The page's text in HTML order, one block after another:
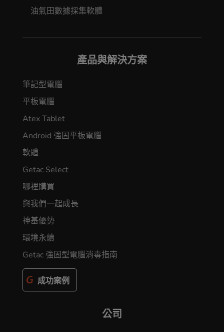
油氣田數據採集軟體
產品與解決方案
筆記型電腦
平板電腦
Atex Tablet
Android 強固平板電腦
軟體
Getac Select
哪裡購買
與我們一起成長
神基優勢
環境永續
Getac 強固型電腦消毒指南
成功案例
公司